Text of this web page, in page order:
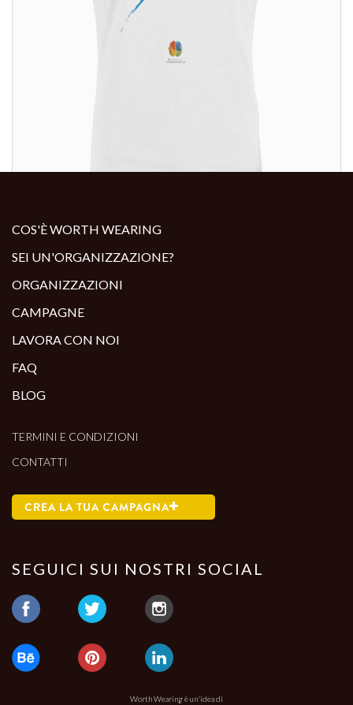
COS'È WORTH WEARING
SEI UN'ORGANIZZAZIONE?
ORGANIZZAZIONI
CAMPAGNE
LAVORA CON NOI
FAQ
BLOG
TERMINI E CONDIZIONI
CONTATTI
CREA LA TUA CAMPAGNA
SEGUICI SUI NOSTRI SOCIAL
Worth Wearing è un'idea di